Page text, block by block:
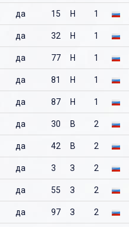
да 15 Н 1
да 32 Н 1
да 77 Н 1
да 81 Н 1
да 87 Н 1
да 30 В 2
да 42 В 2
да 3 З 2
да 55 З 2
да 97 З 2